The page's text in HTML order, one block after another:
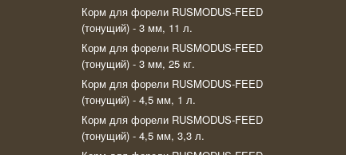
Корм для форели RUSMODUS-FEED
(тонущий) - 3 мм, 11 л.
Корм для форели RUSMODUS-FEED
(тонущий) - 3 мм, 25 кг.
Корм для форели RUSMODUS-FEED
(тонущий) - 4,5 мм, 1 л.
Корм для форели RUSMODUS-FEED
(тонущий) - 4,5 мм, 3,3 л.